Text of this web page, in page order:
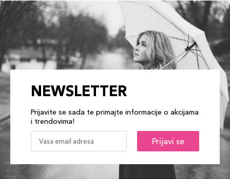
NEWSLETTER
Prijavite se sada te primajte informacije o akcijama
i trendovima!
Prijavi se